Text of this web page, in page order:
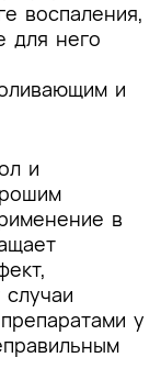
воспаления,
для него
и
и
в
у